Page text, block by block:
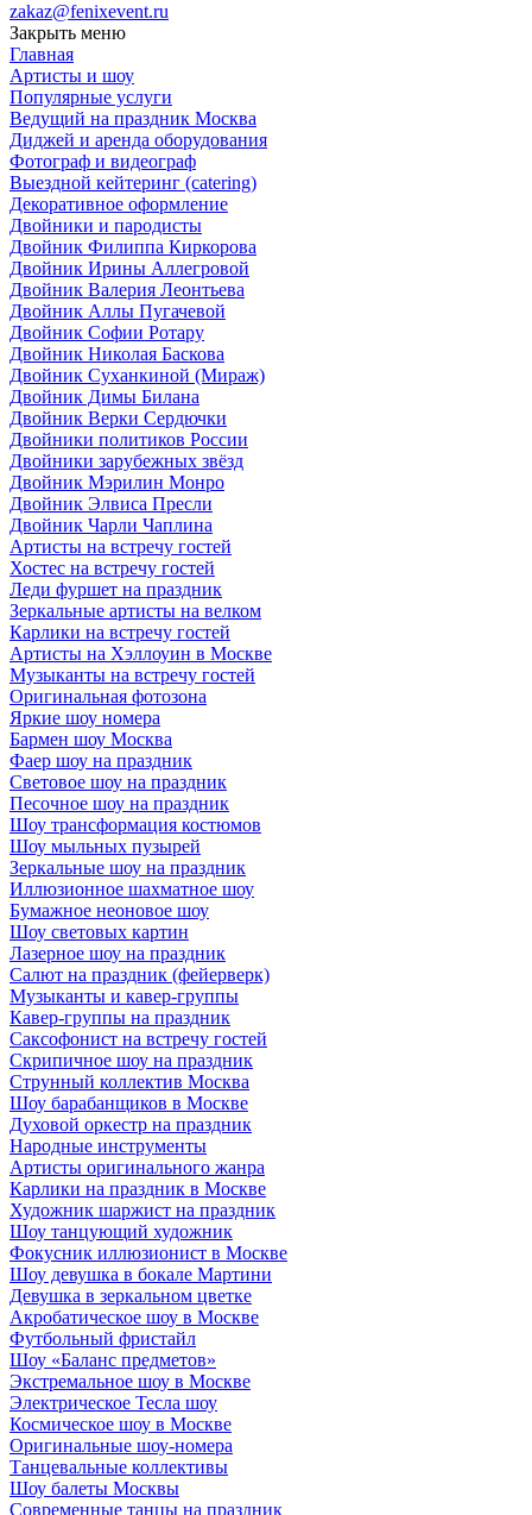
zakaz@fenixevent.ru
Закрыть меню
Главная
Артисты и шоу
Популярные услуги
Ведущий на праздник Москва
Диджей и аренда оборудования
Фотограф и видеограф
Выездной кейтеринг (catering)
Декоративное оформление
Двойники и пародисты
Двойник Филиппа Киркорова
Двойник Ирины Аллегровой
Двойник Валерия Леонтьева
Двойник Аллы Пугачевой
Двойник Софии Ротару
Двойник Николая Баскова
Двойник Суханкиной (Мираж)
Двойник Димы Билана
Двойник Верки Сердючки
Двойники политиков России
Двойники зарубежных звёзд
Двойник Мэрилин Монро
Двойник Элвиса Пресли
Двойник Чарли Чаплина
Артисты на встречу гостей
Хостес на встречу гостей
Леди фуршет на праздник
Зеркальные артисты на велком
Карлики на встречу гостей
Артисты на Хэллоуин в Москве
Музыканты на встречу гостей
Оригинальная фотозона
Яркие шоу номера
Бармен шоу Москва
Фаер шоу на праздник
Световое шоу на праздник
Песочное шоу на праздник
Шоу трансформация костюмов
Шоу мыльных пузырей
Зеркальные шоу на праздник
Иллюзионное шахматное шоу
Бумажное неоновое шоу
Шоу световых картин
Лазерное шоу на праздник
Салют на праздник (фейерверк)
Музыканты и кавер-группы
Кавер-группы на праздник
Саксофонист на встречу гостей
Скрипичное шоу на праздник
Струнный коллектив Москва
Шоу барабанщиков в Москве
Духовой оркестр на праздник
Народные инструменты
Артисты оригинального жанра
Карлики на праздник в Москве
Художник шаржист на праздник
Шоу танцующий художник
Фокусник иллюзионист в Москве
Шоу девушка в бокале Мартини
Девушка в зеркальном цветке
Акробатическое шоу в Москве
Футбольный фристайл
Шоу «Баланс предметов»
Экстремальное шоу в Москве
Электрическое Тесла шоу
Космическое шоу в Москве
Оригинальные шоу-номера
Танцевальные коллективы
Шоу балеты Москвы
Современные танцы на праздник